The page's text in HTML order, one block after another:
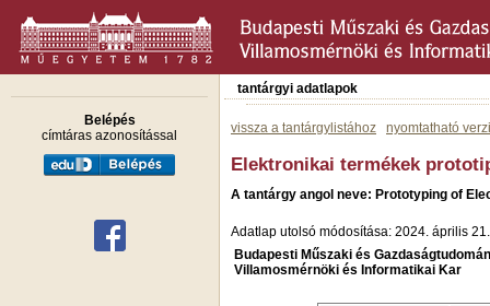
Belépés
címtáras azonosítással
tantárgyi adatlapok
vissza a tantárgylistához nyomtatható
Elektronikai termékek
A tantárgy angol neve: Prototyping of
Adatlap utolsó módosítása: 2024. április 21.
Budapesti Műszaki és
Villamosmérnöki és Informatikai Kar